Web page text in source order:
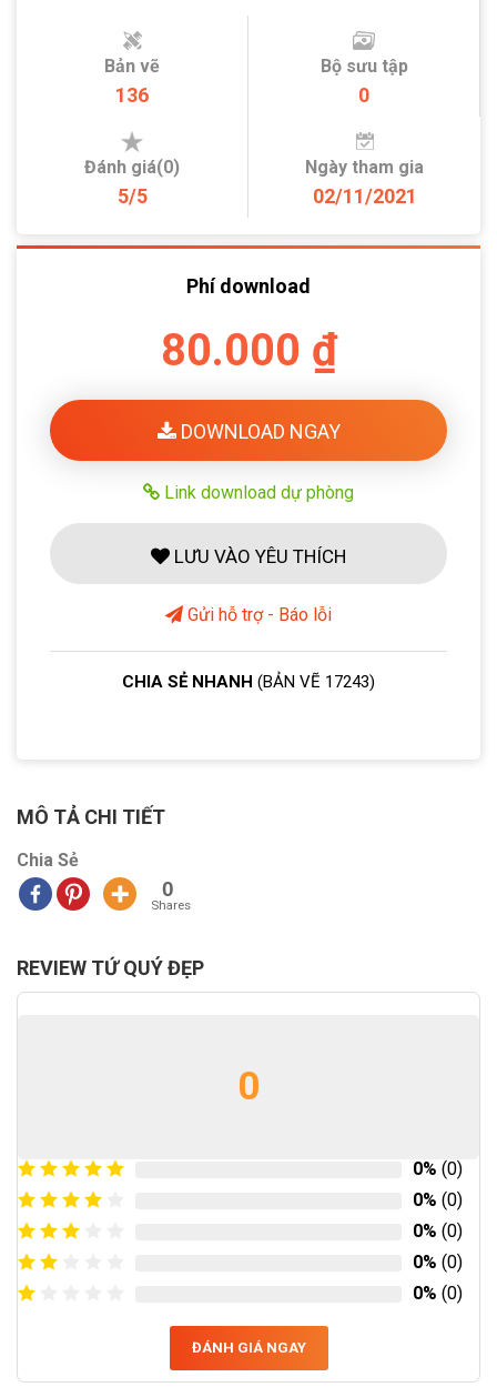
Bản vẽ
136
Bộ sưu tập
0
Đánh giá(0)
5/5
Ngày tham gia
02/11/2021
Phí download
80.000 ₫
DOWNLOAD NGAY
Link download dự phòng
LƯU VÀO YÊU THÍCH
Gửi hỗ trợ - Báo lỗi
CHIA SẺ NHANH (BẢN VẼ 17243)
MÔ TẢ CHI TIẾT
Chia Sẻ
0
Shares
REVIEW TỨ QUÝ ĐẸP
0
0% (0)
0% (0)
0% (0)
0% (0)
0% (0)
ĐÁNH GIÁ NGAY